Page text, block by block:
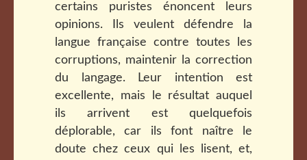
certains puristes énoncent leurs
opinions. Ils veulent défendre la
langue française contre toutes les
corruptions, maintenir la correction
du langage. Leur intention est
excellente, mais le résultat auquel
ils arrivent est quelquefois
déplorable, car ils font naître le
doute chez ceux qui les lisent, et,